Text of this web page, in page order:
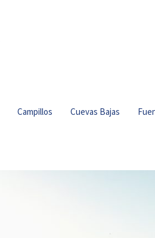
Campillos Cuevas Bajas